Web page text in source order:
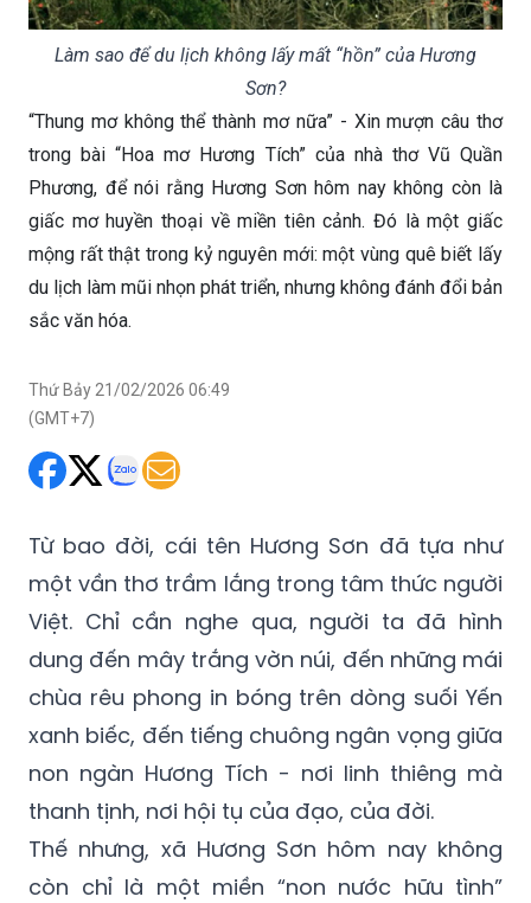
Làm sao để du lịch không lấy mất “hồn” của Hương
Sơn?
“Thung mơ không thể thành mơ nữa” - Xin mượn câu thơ
trong bài “Hoa mơ Hương Tích” của nhà thơ Vũ Quần
Phương, để nói rằng Hương Sơn hôm nay không còn là
giấc mơ huyền thoại về miền tiên cảnh. Đó là một giấc
mộng rất thật trong kỷ nguyên mới: một vùng quê biết lấy
du lịch làm mũi nhọn phát triển, nhưng không đánh đổi bản
sắc văn hóa.
Thứ Bảy 21/02/2026 06:49
(GMT+7)
Từ bao đời, cái tên Hương Sơn đã tựa như
một vần thơ trầm lắng trong tâm thức người
Việt. Chỉ cần nghe qua, người ta đã hình
dung đến mây trắng vờn núi, đến những mái
chùa rêu phong in bóng trên dòng suối Yến
xanh biếc, đến tiếng chuông ngân vọng giữa
non ngàn Hương Tích - nơi linh thiêng mà
thanh tịnh, nơi hội tụ của đạo, của đời.
Thế nhưng, xã Hương Sơn hôm nay không
còn chỉ là một miền “non nước hữu tình”